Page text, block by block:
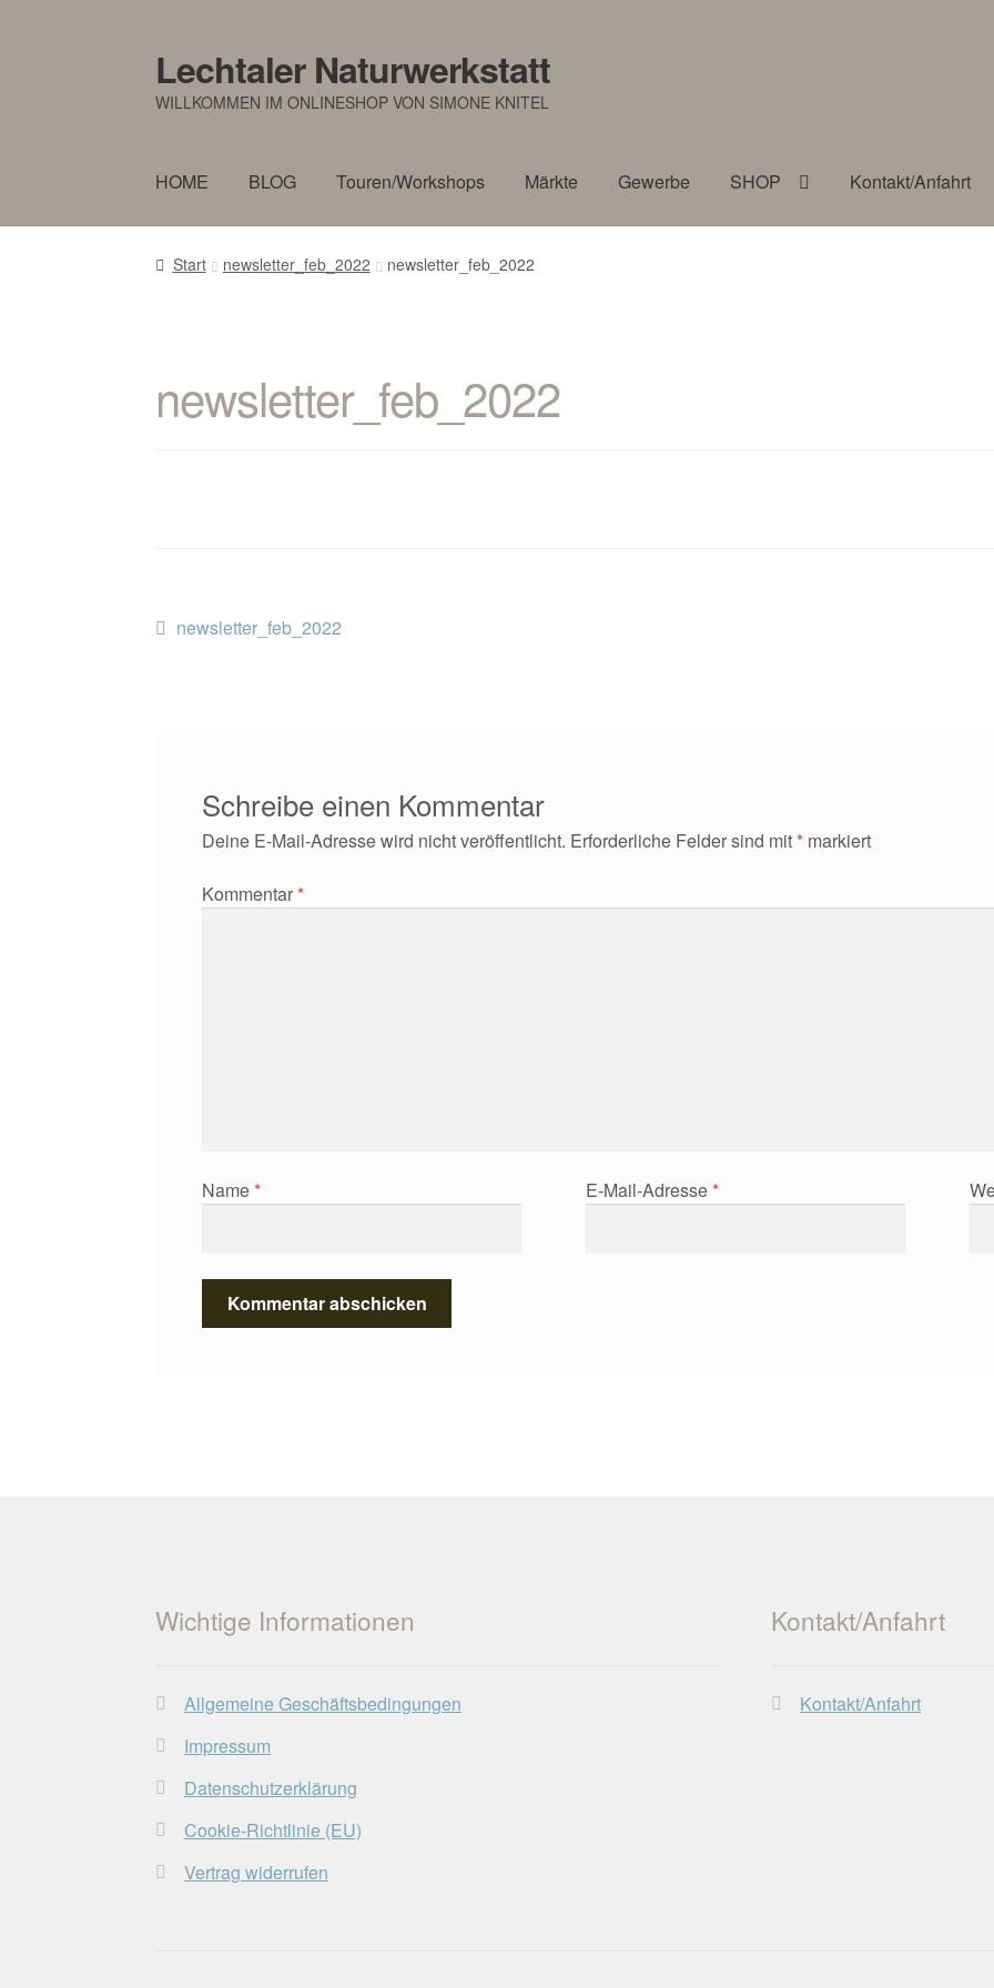
Zur
Navigation
springen
Zum
Inhalt
springen
Lechtaler Naturwerkstatt
WILLKOMMEN IM ONLINESHOP VON SIMONE KNITEL
HOME BLOG Touren/Workshops Märkte Gewerbe SHOP Kontakt/Anfahrt
Start newsletter_feb_2022 newsletter_feb_2022
newsletter_feb_2022
Beitragsnavigation
Vorheriger
newsletter_feb_2022
Schreibe einen Kommentar
Deine E-Mail-Adresse wird nicht veröffentlicht. Erforderliche Felder sind mit*markiert
Kommentar*
Name* E-Mail-Adresse*
Wichtige Informationen
Allgemeine Geschäftsbedingungen
Impressum
Datenschutzerklärung
Cookie-Richtlinie (EU)
Vertrag widerrufen
Kontakt/Anfahrt
Kontakt/Anfahrt